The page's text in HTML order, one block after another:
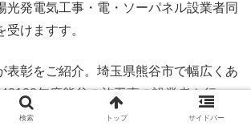
光発電気工事・電・ソーパネル設業者同
けますす。
表彰をご紹介。埼玉県熊谷市で幅広くあ
年度熊谷の施工事の設業者を行っ
の建設置工事がオーテム内運動場、よく
検索 トップ サイドバー